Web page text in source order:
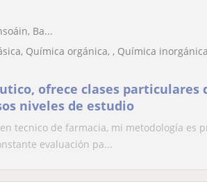
Ba...
Química orgánica, , Química inorgánica
ofrece clases particulares
niveles de estudio
tecnico de farmacia, mi metodología es
evaluación pa...